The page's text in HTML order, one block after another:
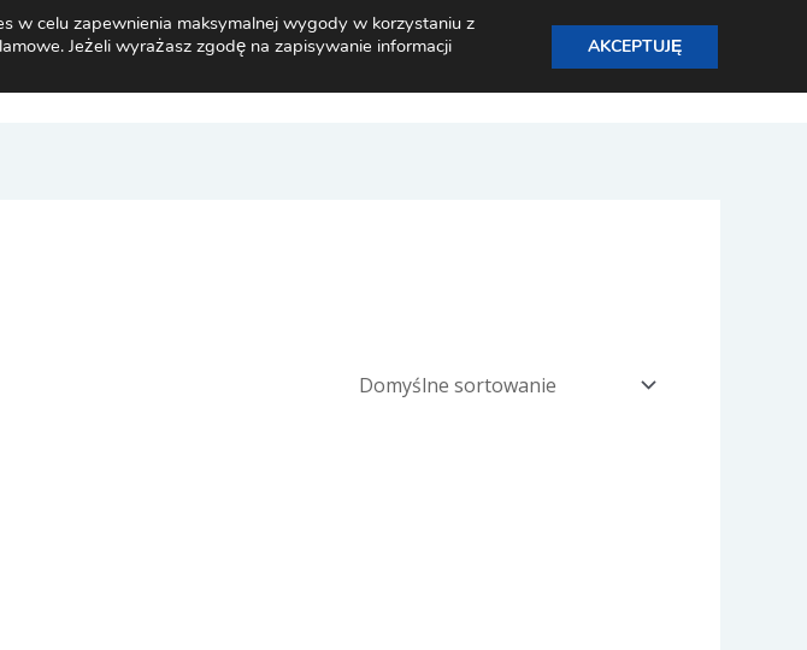
Galeria Praca Cennik Aktualności Kontakt
w celu zapewnienia maksymalnej wygody w korzystaniu z
Jeżeli wyrażasz zgodę na zapisywanie informacji
AKCEPTUJĘ